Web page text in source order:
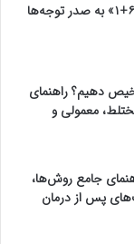
ابرو یاشار با پروژه آکوستیک «۶+۱» به صدر توجه‌ها
دهیم؟ راهنمای
معمولی و
جامع روش‌ها،
پس از درمان